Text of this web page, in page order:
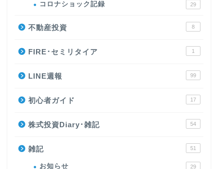
コロナショック記録 29
不動産投資 8
FIRE･セミリタイア 1
LINE週報 99
初心者ガイド 17
株式投資Diary･雑記 54
雑記 51
お知らせ 29